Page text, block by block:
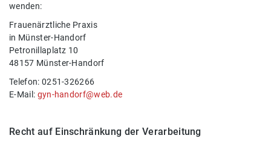
wenden:
Frauenärztliche Praxis
in Münster-Handorf
Petronillaplatz 10
48157 Münster-Handorf
Telefon: 0251-326266
E-Mail: gyn-handorf@web.de
Recht auf Einschränkung der Verarbeitung